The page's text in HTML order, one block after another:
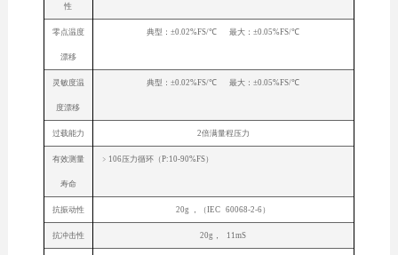
性
零点温度
漂移
典型：±0.02%FS/℃ 最大：±0.05%FS/℃
灵敏度温
度漂移
典型：±0.02%FS/℃ 最大：±0.05%FS/℃
过载能力 2倍满量程压力
有效测量
寿命
﹥106压力循环（P:10-90%FS）
抗振动性 20g ，（IEC 60068-2-6）
抗冲击性 20g， 11mS